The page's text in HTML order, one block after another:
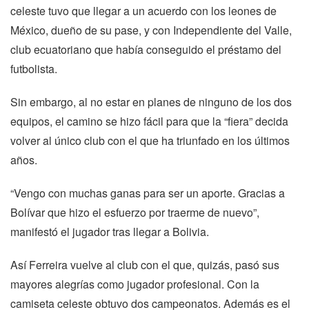
celeste tuvo que llegar a un acuerdo con los leones de
México, dueño de su pase, y con Independiente del Valle,
club ecuatoriano que había conseguido el préstamo del
futbolista.
Sin embargo, al no estar en planes de ninguno de los dos
equipos, el camino se hizo fácil para que la “fiera” decida
volver al único club con el que ha triunfado en los últimos
años.
“Vengo con muchas ganas para ser un aporte. Gracias a
Bolívar que hizo el esfuerzo por traerme de nuevo”,
manifestó el jugador tras llegar a Bolivia.
Así Ferreira vuelve al club con el que, quizás, pasó sus
mayores alegrías como jugador profesional. Con la
camiseta celeste obtuvo dos campeonatos. Además es el